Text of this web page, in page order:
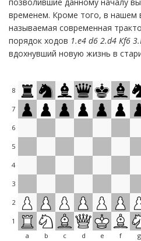
временем. Кроме того, в нашем
называемая современная
порядок ходов 1.e4 d6 2.d4 Кf6
вдохнувший новую жизнь в
8
7
6
5
4
3
2
1
a
b c d e f g